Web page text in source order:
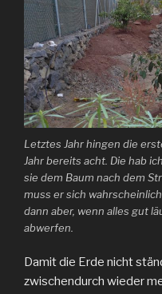
Letztes Jahr hingen die
Jahr bereits acht. Die hab
sie dem Baum nach dem
muss er sich
dann aber, wenn alles gut
abwerfen.
Damit die Erde nicht
zwischendurch wieder